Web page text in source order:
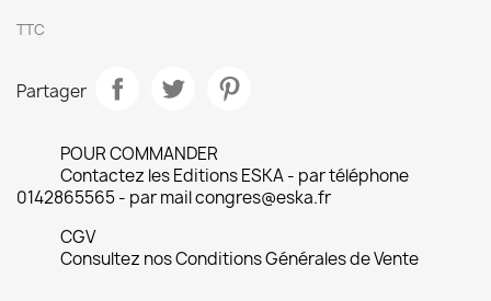
TTC
Partager
POUR COMMANDER
Contactez les Editions ESKA - par téléphone
0142865565 - par mail congres@eska.fr
CGV
Consultez nos Conditions Générales de Vente